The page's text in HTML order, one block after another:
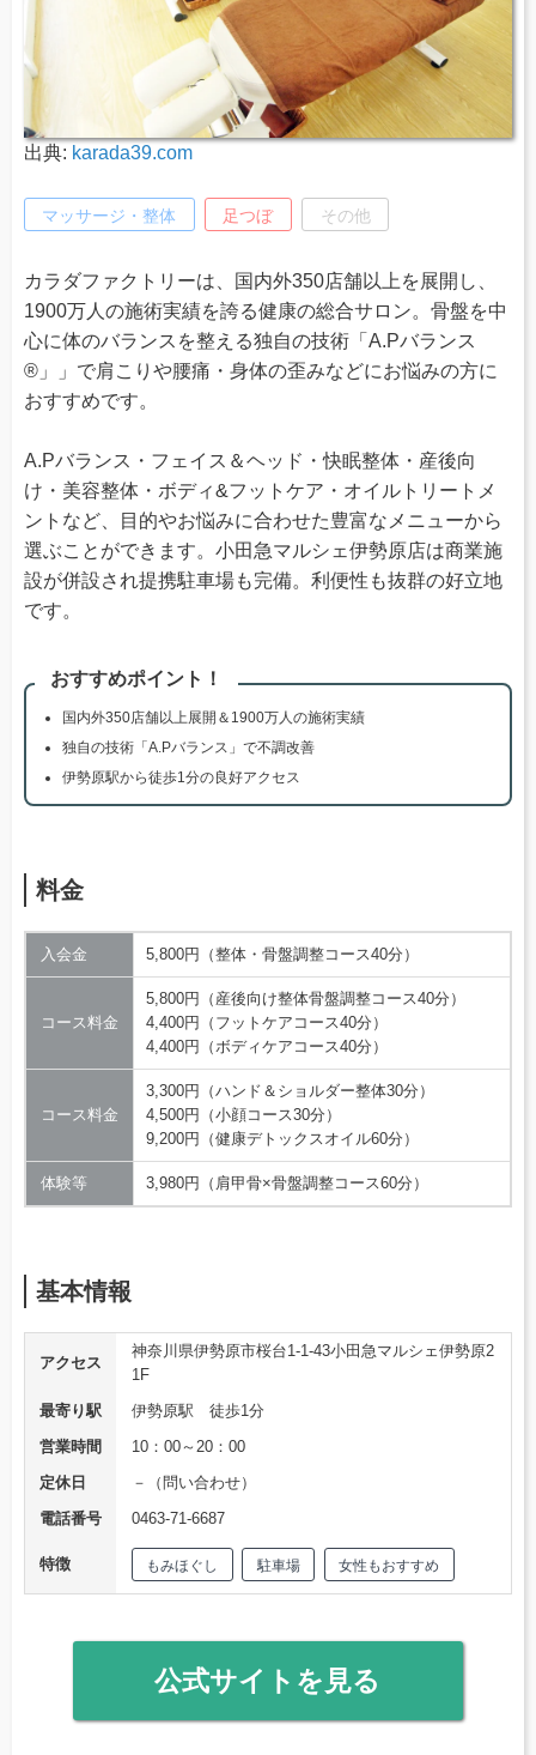
出典: karada39.com
マッサージ・整体 足つぼ その他
カラダファクトリーは、国内外350店舗以上を展開し、
1900万人の施術実績を誇る健康の総合サロン。骨盤を中
心に体のバランスを整える独自の技術「A.Pバランス
®」」で肩こりや腰痛・身体の歪みなどにお悩みの方に
おすすめです。
A.Pバランス・フェイス＆ヘッド・快眠整体・産後向
け・美容整体・ボディ&フットケア・オイルトリートメ
ントなど、目的やお悩みに合わせた豊富なメニューから
選ぶことができます。小田急マルシェ伊勢原店は商業施
設が併設され提携駐車場も完備。利便性も抜群の好立地
です。
おすすめポイント！
国内外350店舗以上展開＆1900万人の施術実績
独自の技術「A.Pバランス」で不調改善
伊勢原駅から徒歩1分の良好アクセス
料金
入会金 5,800円（整体・骨盤調整コース40分）
コース料金
5,800円（産後向け整体骨盤調整コース40分）
4,400円（フットケアコース40分）
4,400円（ボディケアコース40分）
コース料金
3,300円（ハンド＆ショルダー整体30分）
4,500円（小顔コース30分）
9,200円（健康デトックスオイル60分）
体験等 3,980円（肩甲骨×骨盤調整コース60分）
基本情報
アクセス
神奈川県伊勢原市桜台1-1-43小田急マルシェ伊勢原2
1F
最寄り駅
伊勢原駅 徒歩1分
営業時間
10：00～20：00
定休日
－（問い合わせ）
電話番号
0463-71-6687
特徴 もみほぐし 駐車場 女性もおすすめ
公式サイトを見る